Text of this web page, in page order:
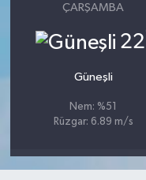
ÇARŞAMBA
22
Güneşli
Nem: %51
Rüzgar: 6.89 m/s